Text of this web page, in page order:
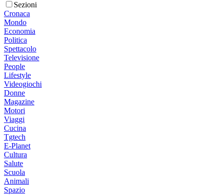
Sezioni
Cronaca
Mondo
Economia
Politica
Spettacolo
Televisione
People
Lifestyle
Videogiochi
Donne
Magazine
Motori
Viaggi
Cucina
Tgtech
E-Planet
Cultura
Salute
Scuola
Animali
Spazio